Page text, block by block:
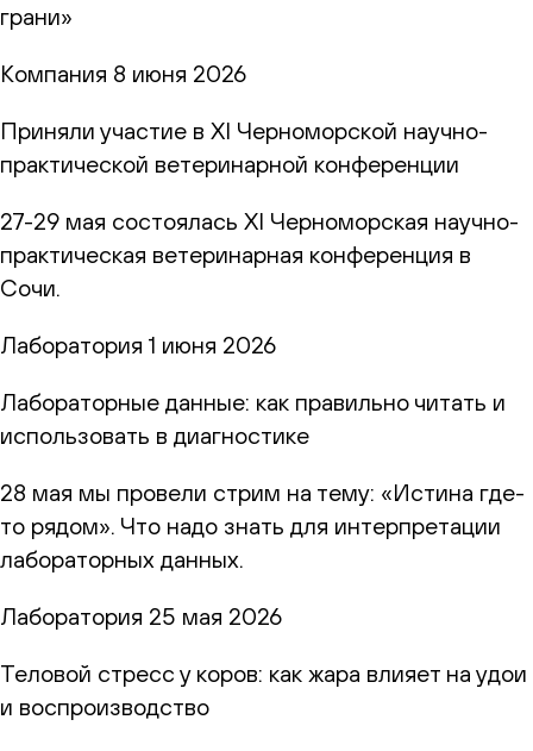
грани»
Компания 8 июня 2026
Приняли участие в XI Черноморской научно-
практической ветеринарной конференции
27-29 мая состоялась XI Черноморская научно-
практическая ветеринарная конференция в
Сочи.
Лаборатория 1 июня 2026
Лабораторные данные: как правильно читать и
использовать в диагностике
28 мая мы провели стрим на тему: «Истина где-
то рядом». Что надо знать для интерпретации
лабораторных данных.
Лаборатория 25 мая 2026
Теловой стресс у коров: как жара влияет на удои
и воспроизводство